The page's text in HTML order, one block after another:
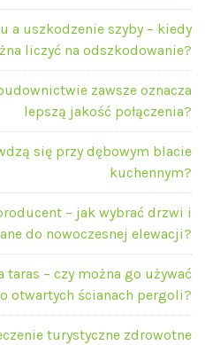
a uszkodzenie szyby – kiedy
liczyć na odszkodowanie?
zawsze oznacza
lepszą jakość połączenia?
się przy dębowym blacie
kuchennym?
– jak wybrać drzwi i
do nowoczesnej elewacji?
taras – czy można go używać
otwartych ścianach pergoli?
turystyczne zdrowotne